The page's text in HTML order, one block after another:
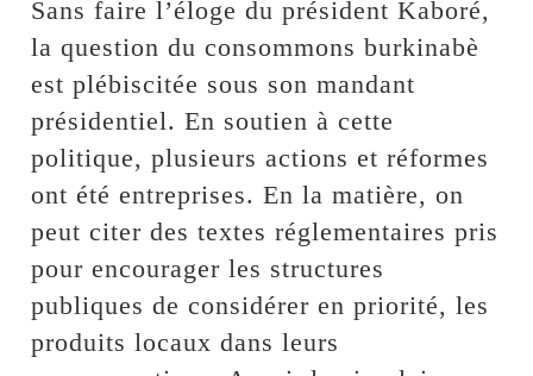
Sans faire l’éloge du président Kaboré,
la question du consommons burkinabè
est plébiscitée sous son mandant
présidentiel. En soutien à cette
politique, plusieurs actions et réformes
ont été entreprises. En la matière, on
peut citer des textes réglementaires pris
pour encourager les structures
publiques de considérer en priorité, les
produits locaux dans leurs